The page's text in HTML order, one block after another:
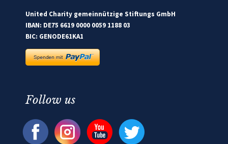
United Charity gemeinnützige Stiftungs GmbH
IBAN: DE75 6619 0000 0059 1188 03
BIC: GENODE61KA1
Follow us